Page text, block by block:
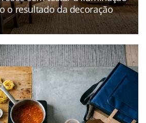
o resultado da decoração